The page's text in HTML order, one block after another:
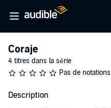
Coraje
4 titres dans la série
Pas de notations
Description